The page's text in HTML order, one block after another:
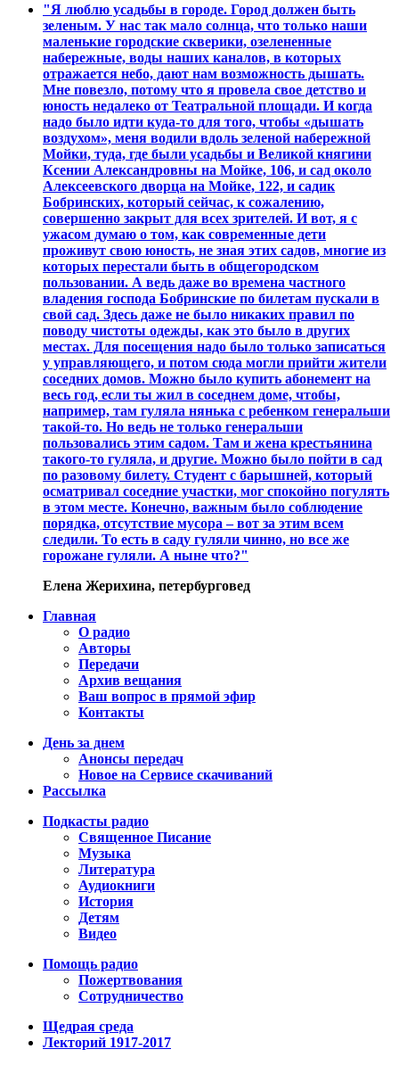
"Я люблю усадьбы в городе. Город должен быть
зеленым. У нас так мало солнца, что только наши
маленькие городские скверики, озелененные
набережные, воды наших каналов, в которых
отражается небо, дают нам возможность дышать.
Мне повезло, потому что я провела свое детство и
юность недалеко от Театральной площади. И когда
надо было идти куда-то для того, чтобы «дышать
воздухом», меня водили вдоль зеленой набережной
Мойки, туда, где были усадьбы и Великой княгини
Ксении Александровны на Мойке, 106, и сад около
Алексеевского дворца на Мойке, 122, и садик
Бобринских, который сейчас, к сожалению,
совершенно закрыт для всех зрителей. И вот, я с
ужасом думаю о том, как современные дети
проживут свою юность, не зная этих садов, многие из
которых перестали быть в общегородском
пользовании. А ведь даже во времена частного
владения господа Бобринские по билетам пускали в
свой сад. Здесь даже не было никаких правил по
поводу чистоты одежды, как это было в других
местах. Для посещения надо было только записаться
у управляющего, и потом сюда могли прийти жители
соседних домов. Можно было купить абонемент на
весь год, если ты жил в соседнем доме, чтобы,
например, там гуляла нянька с ребенком генеральши
такой-то. Но ведь не только генеральши
пользовались этим садом. Там и жена крестьянина
такого-то гуляла, и другие. Можно было пойти в сад
по разовому билету. Студент с барышней, который
осматривал соседние участки, мог спокойно погулять
в этом месте. Конечно, важным было соблюдение
порядка, отсутствие мусора – вот за этим всем
следили. То есть в саду гуляли чинно, но все же
горожане гуляли. А ныне что?"
Елена Жерихина, петербурговед
Главная
О радио
Авторы
Передачи
Архив вещания
Ваш вопрос в прямой эфир
Контакты
День за днем
Анонсы передач
Новое на Сервисе скачиваний
Рассылка
Подкасты радио
Священное Писание
Музыка
Литература
Аудиокниги
История
Детям
Видео
Помощь радио
Пожертвования
Сотрудничество
Щедрая среда
Лекторий 1917-2017